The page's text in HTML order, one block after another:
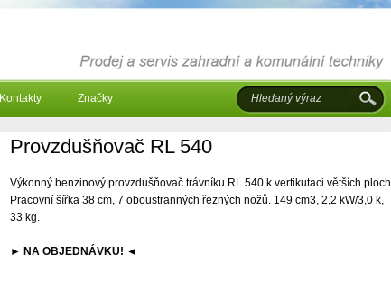
Kontakty Značky
Provzdušňovač RL 540
Výkonný benzinový provzdušňovač trávníku RL 540 k vertikutaci větších ploch.
Pracovní šířka 38 cm, 7 oboustranných řezných nožů. 149 cm3, 2,2 kW/3,0 k,
33 kg.
► NA OBJEDNÁVKU! ◄